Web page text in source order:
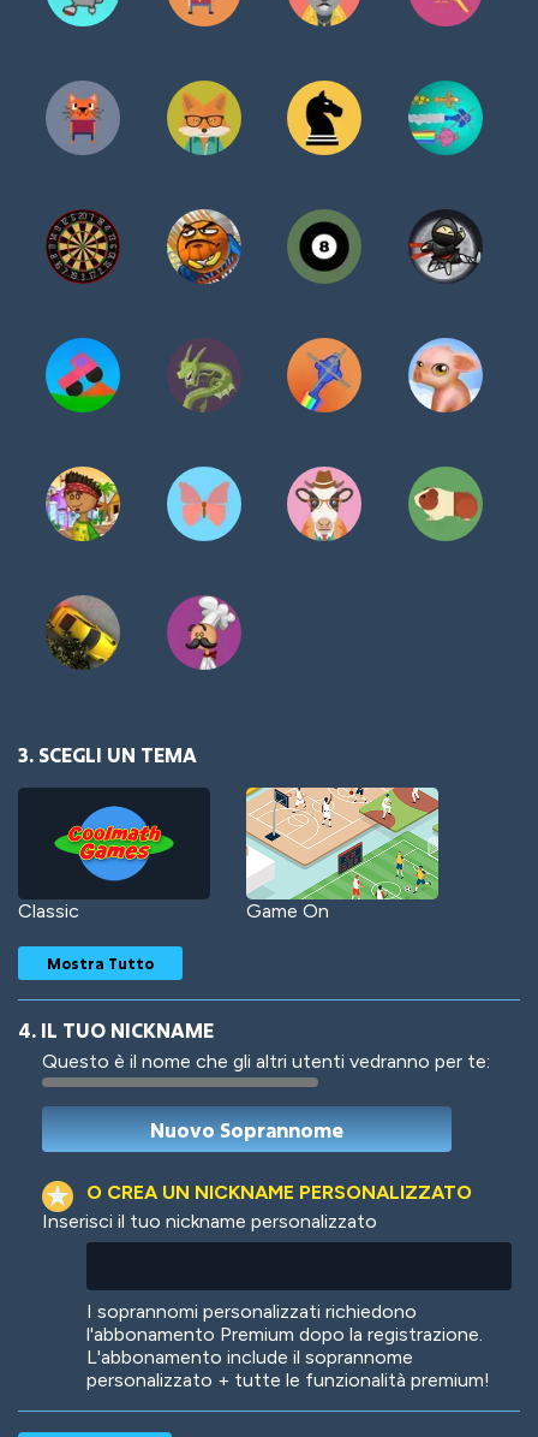
3. SCEGLI UN TEMA
Classic Game On
Woof Jungle Cats
Mostra Tutto
4. IL TUO NICKNAME
Questo è il nome che gli altri utenti vedranno per te:
O CREA UN NICKNAME PERSONALIZZATO
Inserisci il tuo nickname personalizzato
I soprannomi personalizzati richiedono
l'abbonamento Premium dopo la registrazione.
L'abbonamento include il soprannome
personalizzato + tutte le funzionalità premium!